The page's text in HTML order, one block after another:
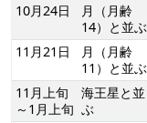
10月24日
月（月齢
14）と並ぶ
11月21日
月（月齢
11）と並ぶ
11月上旬
～1月上旬
海王星と並
ぶ